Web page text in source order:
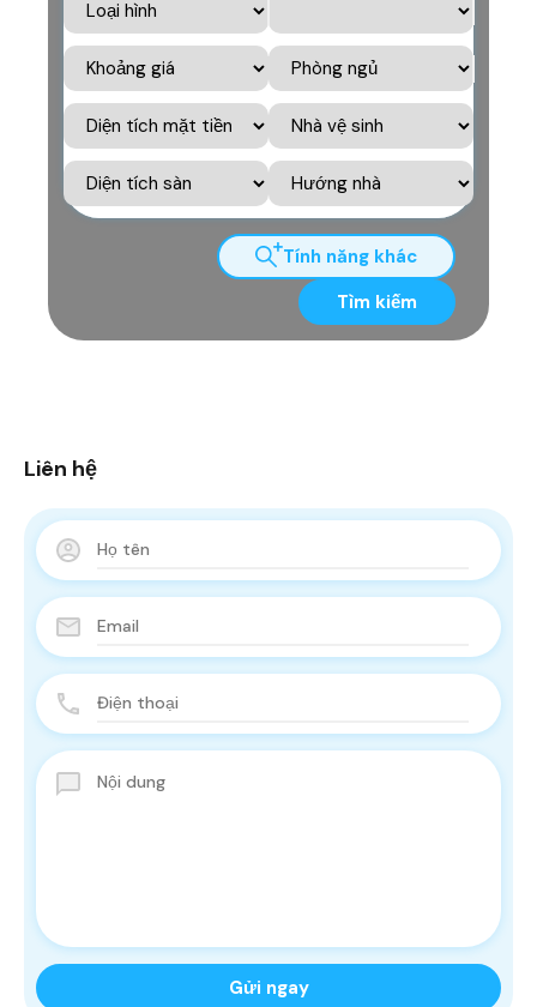
Tính năng khác
Tìm kiếm
Liên hệ